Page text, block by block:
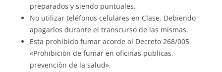
preparados y siendo puntuales.
No utilizar teléfonos celulares en Clase. Debiendo
apagarlos durante el transcurso de las mismas.
Esta prohibido fumar acorde al Decreto 268/005
«Prohibiciòn de fumar en oficinas publicas,
prevenciòn de la salud».